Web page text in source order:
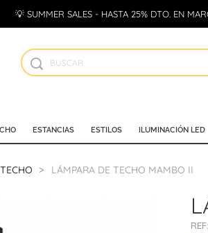
💡 SUMMER SALES - HASTA 25% DTO. EN
ESTANCIAS ESTILOS ILUMINACIÓN LED
LÁMPARA DE TECHO MAMBO II
REF: